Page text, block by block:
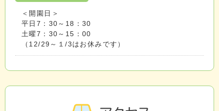
＜開園日＞
平日7：30～18：30
土曜7：30～15：00
（12/29～１/3はお休みです）